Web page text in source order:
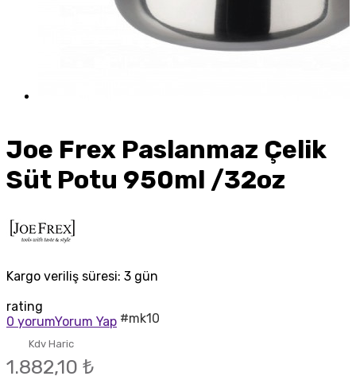
Joe Frex Paslanmaz Çelik
Süt Potu 950ml /32oz
Kargo veriliş süresi: 3 gün
rating
0 yorumYorum Yap #mk10
Kdv Haric
1.882,10 ₺